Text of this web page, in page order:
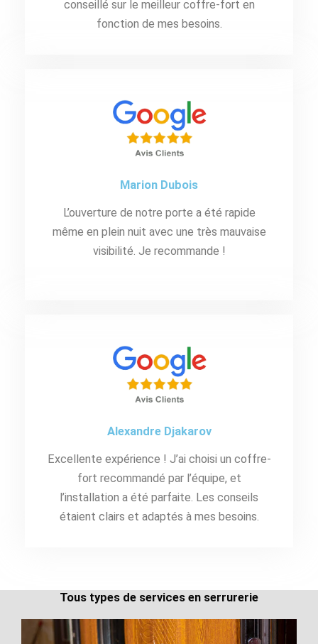
conseillé sur le meilleur coffre-fort en
fonction de mes besoins.
Marion Dubois
L’ouverture de notre porte a été rapide
même en plein nuit avec une très mauvaise
visibilité. Je recommande !
Alexandre Djakarov
Excellente expérience ! J’ai choisi un coffre-
fort recommandé par l’équipe, et
l’installation a été parfaite. Les conseils
étaient clairs et adaptés à mes besoins.
Tous types de services en serrurerie